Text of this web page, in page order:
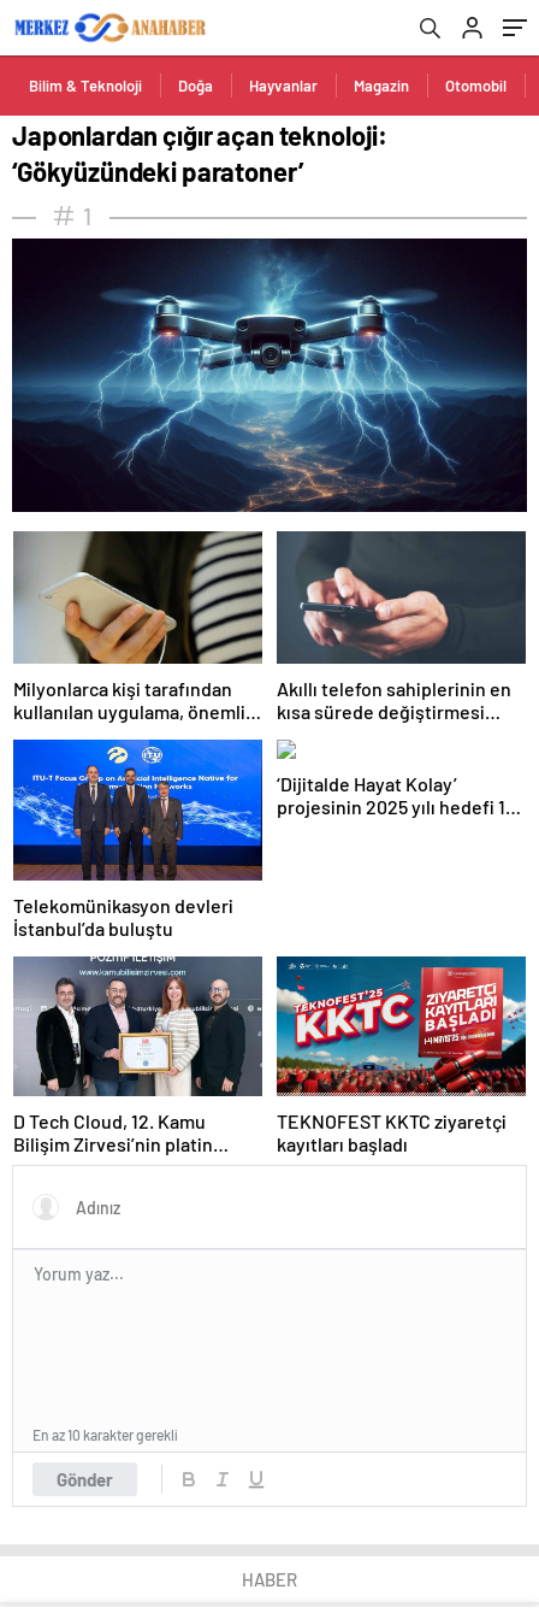
Bilim & Teknoloji Doğa Hayvanlar Magazin Otomobil
Japonlardan çığır açan teknoloji:
‘Gökyüzündeki paratoner’
1
Milyonlarca kişi tarafından
kullanılan uygulama, önemli
bir özelliğini kapatıyor
Akıllı telefon sahiplerinin en
kısa sürede değiştirmesi
gereken 6 ayar
Telekomünikasyon devleri
İstanbul’da buluştu
‘Dijitalde Hayat Kolay’
projesinin 2025 yılı hedefi 15
D Tech Cloud, 12. Kamu
Bilişim Zirvesi’nin platin
sponsoru olarak dijital
TEKNOFEST KKTC ziyaretçi
kayıtları başladı
Gönder
En az 10 karakter gerekli
HABER